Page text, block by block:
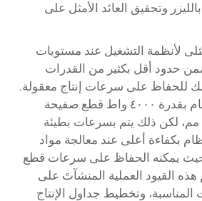
وتحقيق العائد الأمثل على
لأنظمة التشغيل عند مستويات
حدود أقل بكثير من القدرات
للحفاظ على سرعات إنتاج معقولة.
فقد يكون بمقدور نظام بقدرة ٤٠٠٠ واط قطع صفيحة
فولاذ لين بسماكة ٢٥ مم، لكن ذلك يتم بسرعات بطيئة
بكفاءة أعلى عند معالجة مواد
١٢–١٥ مم، حيث يمكنه الحفاظ على سرعات قطع
القيود العملية المنشآتَ على
المناسبة، وتخطيط جداول الإنتاج